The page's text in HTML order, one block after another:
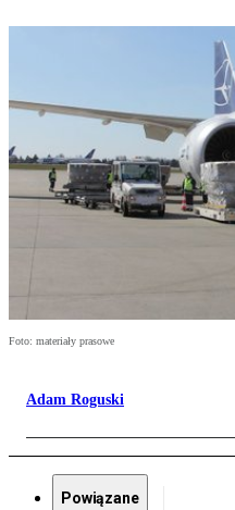
Foto: materiały prasowe
Adam Roguski
Powiązane